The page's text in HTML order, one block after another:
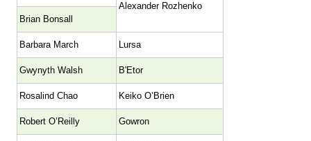
Alexander Rozhenko
Brian Bonsall
Barbara March Lursa
Gwynyth Walsh B'Etor
Rosalind Chao Keiko O’Brien
Robert O’Reilly Gowron